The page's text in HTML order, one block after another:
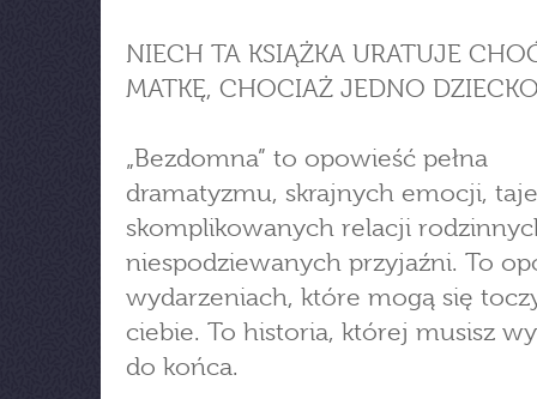
NIECH TA KSIĄŻKA URATUJE
MATKĘ, CHOCIAŻ JEDNO
„Bezdomna” to opowieść pełna
dramatyzmu, skrajnych emocji,
skomplikowanych relacji
niespodziewanych przyjaźni. To
wydarzeniach, które mogą się
ciebie. To historia, której musisz
do końca.